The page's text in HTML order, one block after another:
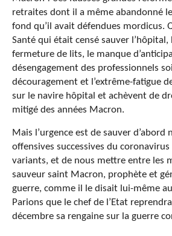
retraites dont il a même abandonné
fond qu’il avait défendues mordicus.
Santé qui était censé sauver
fermeture de lits, le manque
désengagement des professionnels
découragement et l’extrême-fatigue
sur le navire hôpital et achèvent de
mitigé des années Macron.
Mais l’urgence est de sauver d’abord
offensives successives du coronavirus
variants, et de nous mettre entre les
sauveur saint Macron, prophète et
guerre, comme il le disait lui-même
Parions que le chef de l’Etat
décembre sa rengaine sur la guerre